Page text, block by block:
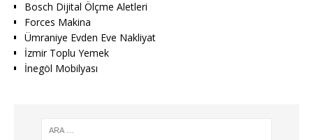
Bosch Dijital Ölçme Aletleri
Forces Makina
Ümraniye Evden Eve Nakliyat
İzmir Toplu Yemek
İnegöl Mobilyası